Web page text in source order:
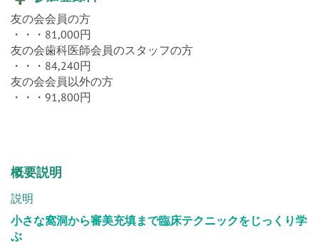
友の会会員の方
・・・81,000円
友の会歯科医師会員のスタッフの方
・・・84,240円
友の会会員以外の方
・・・91,800円
概要説明
説明
小さな窩洞から審美充填まで臨床テクニックをじっくり学
ぶ